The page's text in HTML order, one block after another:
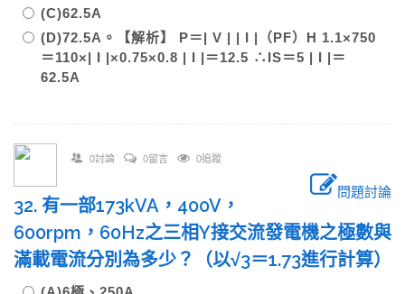
(C)62.5A
(D)72.5A。【解析】 P＝| V | | I |（PF）Η 1.1×750
＝110×| I |×0.75×0.8 | I |＝12.5 ∴IS＝5 | I |＝
62.5A
0討論 0留言 0追蹤
問題討論
32. 有一部173kVA，400V，
600rpm，60Hz之三相Y接交流發電機之極數與
滿載電流分別為多少？（以√3＝1.73進行計算）